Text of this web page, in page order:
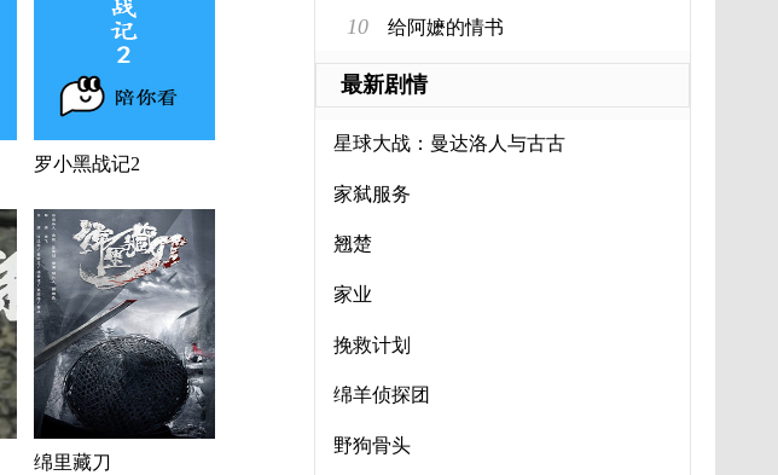
罗小黑战记2
绵里藏刀
10 给阿嬷的情书
最新剧情
星球大战：曼达洛人与古古
家弑服务
翘楚
家业
挽救计划
绵羊侦探团
野狗骨头